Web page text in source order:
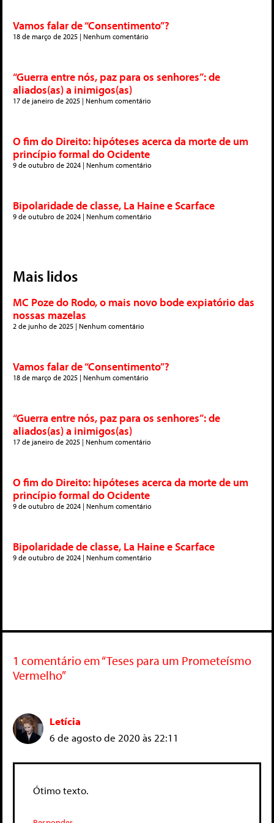
Vamos falar de “Consentimento”?
18 de março de 2025 Nenhum comentário
“Guerra entre nós, paz para os senhores”: de
aliados(as) a inimigos(as)
17 de janeiro de 2025 Nenhum comentário
O fim do Direito: hipóteses acerca da morte de um
princípio formal do Ocidente
9 de outubro de 2024 Nenhum comentário
Bipolaridade de classe, La Haine e Scarface
9 de outubro de 2024 Nenhum comentário
Mais lidos
MC Poze do Rodo, o mais novo bode expiatório das
nossas mazelas
2 de junho de 2025 Nenhum comentário
Vamos falar de “Consentimento”?
18 de março de 2025 Nenhum comentário
“Guerra entre nós, paz para os senhores”: de
aliados(as) a inimigos(as)
17 de janeiro de 2025 Nenhum comentário
O fim do Direito: hipóteses acerca da morte de um
princípio formal do Ocidente
9 de outubro de 2024 Nenhum comentário
Bipolaridade de classe, La Haine e Scarface
9 de outubro de 2024 Nenhum comentário
1 comentário em “Teses para um Prometeísmo
Vermelho”
Letícia
6 de agosto de 2020 às 22:11
Ótimo texto.